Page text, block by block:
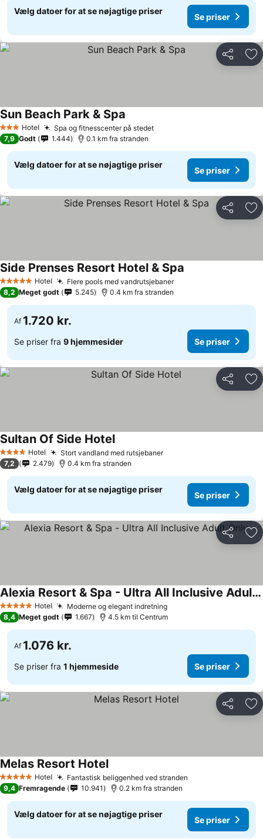
Vælg datoer for at se nøjagtige priser
Se priser
Del
3 StjernerHotel Spa og fitnesscenter på stedet
Sun Beach Park & Spa
7,9 Godt 1.444 0.1 km fra stranden
Vælg datoer for at se nøjagtige priser
Se priser
Del
5 Stjerner Hotel Flere pools med vandrutsjebaner
Side Prenses Resort Hotel & Spa
8,2 Meget godt 5.245 0.4 km fra stranden
Af 1.720 kr.
Se priser fra 9 hjemmesider Se priser
Del
4 StjernerHotel Stort vandland med rutsjebaner
Sultan Of Side Hotel
7,2 2.479 0.4 km fra stranden
Vælg datoer for at se nøjagtige priser
Se priser
Del
5 Stjerner Hotel Moderne og elegant indretning
Alexia Resort & Spa - Ultra All Inclusive Adult Only
8,4 Meget godt 1.667 4.5 km til Centrum
Af 1.076 kr.
Se priser fra 1 hjemmeside Se priser
Del
5 Stjerner Hotel Fantastisk beliggenhed ved stranden
Melas Resort Hotel
9,4 Fremragende 10.941 0.2 km fra stranden
Vælg datoer for at se nøjagtige priser
Se priser